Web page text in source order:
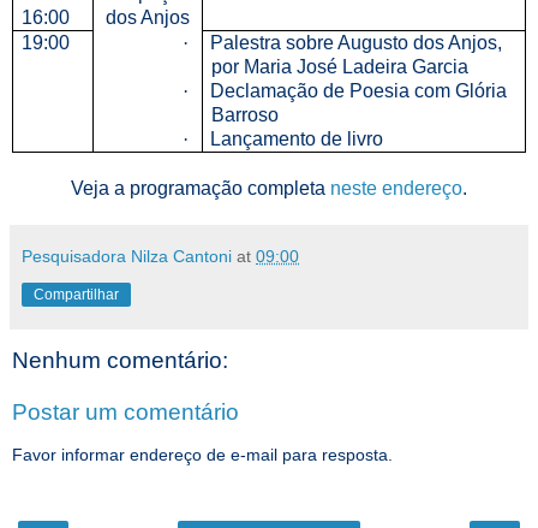
16:00
dos Anjos
19:00 ·
Palestra sobre Augusto dos Anjos,
por Maria José Ladeira Garcia
·
Declamação de Poesia com Glória
Barroso
·
Lançamento de livro
Veja a programação completa neste endereço.
Pesquisadora Nilza Cantoni at 09:00
Compartilhar
Nenhum comentário:
Postar um comentário
Favor informar endereço de e-mail para resposta.